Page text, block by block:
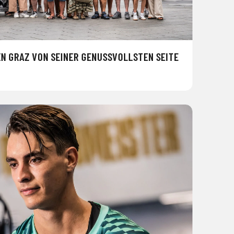
GRAZ VON SEINER GENUSSVOLLSTEN SEITE